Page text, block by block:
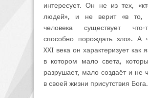
интересует. Он не из тех,
людей», и не верит «в то,
человека существует
способно порождать зло». А
XXI века он характеризует как
в котором мало света,
разрушает, мало создаёт и не
в своей жизни присутствия Бога.